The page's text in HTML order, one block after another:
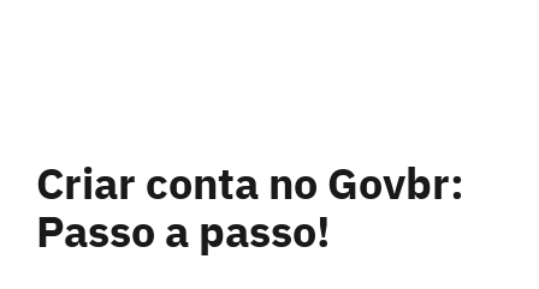
Criar conta no Govbr:
Passo a passo!